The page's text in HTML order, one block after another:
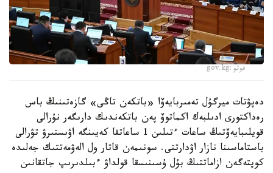
فوتو:gov.kg
دەپۋتات ميرگۇل تەمىربايەۆا «باتكەن تاڭى» گازەتىنىڭ باس
رەداكتورى ادىلبەك اكماتوۆ پەن باتكەندىك دارىگەر نۇرالى
قويلىبايەۆتىڭ ساعات ءتىلىن 1 ساعاتقا كەيىنگە اۋىستىرۋ تۋرالى
باستاماسىنا نازار اۋدارتتى. سونىمەن قاتار ول الەۋمەتتىك جەلىدە
كوپتەگەن ازاماتتىڭ بۇل ۇسىنىسقا قولداۋ ءبىلدىرىپ جاتقانىن